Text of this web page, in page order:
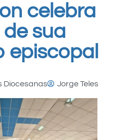
celebra
sua
episcopal
Diocesanas Jorge Teles